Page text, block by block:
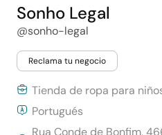
Sonho Legal
@sonho-legal
Reclama tu negocio
Tienda de ropa para
Portugués
Rua Conde de Bonfim,